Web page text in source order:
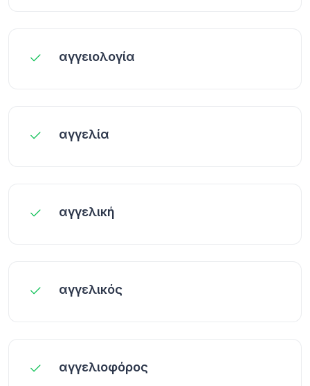
αγγειολογία
αγγελία
αγγελική
αγγελικός
αγγελιοφόρος